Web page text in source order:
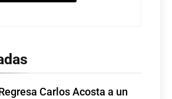
Regresa Carlos Acosta a un